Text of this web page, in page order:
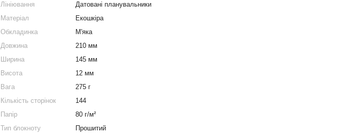
Лініювання
Датовані планувальники
Матеріал
Екошкіра
Обкладинка
М'яка
Довжина
210 мм
Ширина
145 мм
Висота
12 мм
Вага
275 г
Кількість сторінок
144
Папір
80 г/м²
Тип блокноту
Прошитий